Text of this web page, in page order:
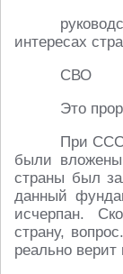
интересах
СВО
Это
При
были
страны был
данный
исчерпан.
страну,
реально